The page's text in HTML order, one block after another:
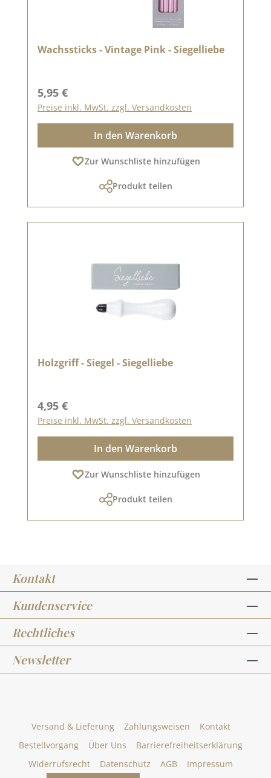
Wachssticks - Vintage Pink - Siegelliebe
Regulärer Preis:
5,95 €
Preise inkl. MwSt. zzgl. Versandkosten
In den Warenkorb
Zur Wunschliste hinzufügen
Produkt teilen
Holzgriff - Siegel - Siegelliebe
Regulärer Preis:
4,95 €
Preise inkl. MwSt. zzgl. Versandkosten
In den Warenkorb
Zur Wunschliste hinzufügen
Produkt teilen
Kontakt
Kundenservice
Rechtliches
Newsletter
Versand & Lieferung Zahlungsweisen
Kontakt
Bestellvorgang
Über Uns
Barrierefreiheitserklärung
Widerrufsrecht
Datenschutz AGB Impressum